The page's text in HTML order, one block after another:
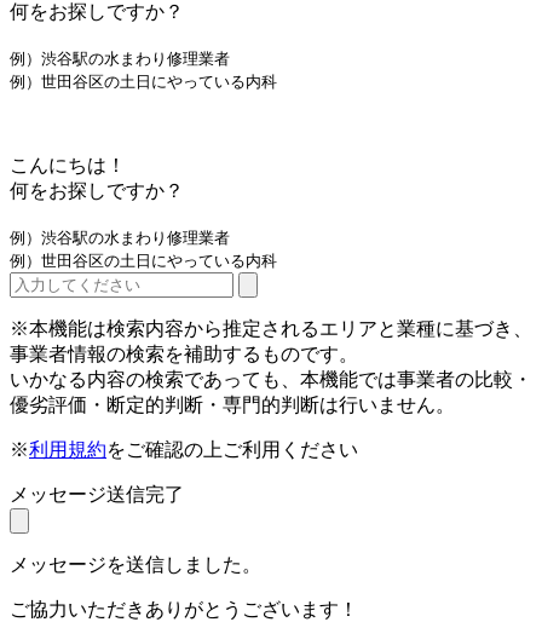
何をお探しですか？
例）渋谷駅の水まわり修理業者
例）世田谷区の土日にやっている内科
こんにちは！
何をお探しですか？
例）渋谷駅の水まわり修理業者
例）世田谷区の土日にやっている内科
※本機能は検索内容から推定されるエリアと業種に基づき、
事業者情報の検索を補助するものです。
いかなる内容の検索であっても、本機能では事業者の比較・
優劣評価・断定的判断・専門的判断は行いません。
※利用規約をご確認の上ご利用ください
メッセージ送信完了
メッセージを送信しました。
ご協力いただきありがとうございます！